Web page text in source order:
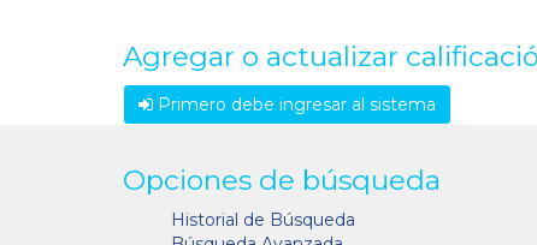
Agregar o actualizar
Primero debe ingresar al sistema
Opciones de búsqueda
Historial de Búsqueda